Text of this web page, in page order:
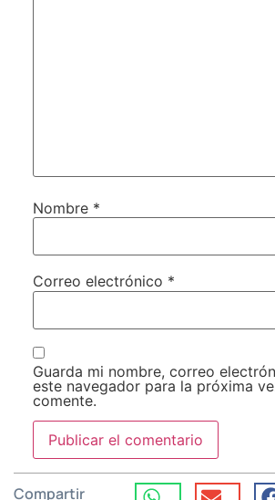
Nombre *
Correo electrónico *
Guarda mi nombre, correo
este navegador para la próxima
comente.
Compartir